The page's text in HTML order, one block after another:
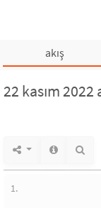
akış
22 kasım
1.